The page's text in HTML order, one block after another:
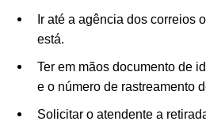
Ir até a agência dos correios
está.
Ter em mãos documento de
e o número de rastreamento
Solicitar o atendente a